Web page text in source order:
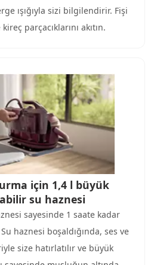
ışığıyla sizi bilgilendirir. Fişi
parçacıklarını akıtın.
için 1,4 l büyük
su haznesi
sayesinde 1 saate kadar
haznesi boşaldığında, ses ve
size hatırlatılır ve büyük